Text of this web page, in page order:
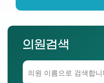
의원검색